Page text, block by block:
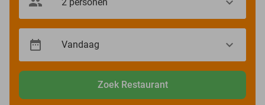
Zoek Restaurant